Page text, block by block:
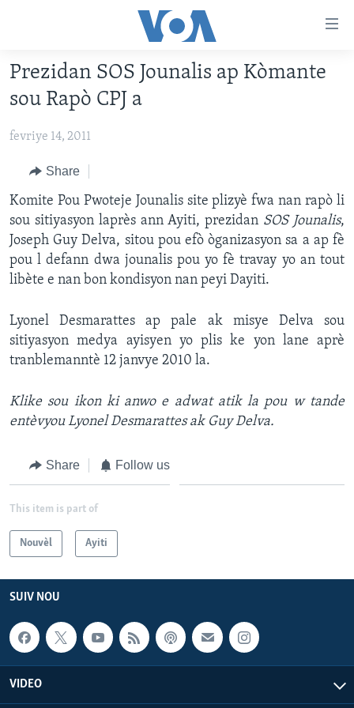
Skip
to
main
Skip
Navigation
Skip
to
Search
LÈZETAZINI
AMERIK LATIN
ENTÈNASYONAL
VIDEO
FLASHPOINT IKRÈN
Learning English
SUIV NOU
Prezidan SOS Jounalis ap Kòmante
sou Rapò CPJ a
fevriye 14, 2011
Share
Komite Pou Pwoteje Jounalis site plizyè fwa nan rapò li
sou sitiyasyon laprès ann Ayiti, prezidan SOS Jounalis,
Joseph Guy Delva, sitou pou efò òganizasyon sa a ap fè
pou l defann dwa jounalis pou yo fè travay yo an tout
libète e nan bon kondisyon nan peyi Dayiti.
Lyonel Desmarattes ap pale ak misye Delva sou
sitiyasyon medya ayisyen yo plis ke yon lane aprè
tranblemanntè 12 janvye 2010 la.
Klike sou ikon ki anwo e adwat atik la pou w tande
entèvyou Lyonel Desmarattes ak Guy Delva.
Share Follow us
This item is part of
Nouvèl Ayiti
SUIV NOU
VIDEO